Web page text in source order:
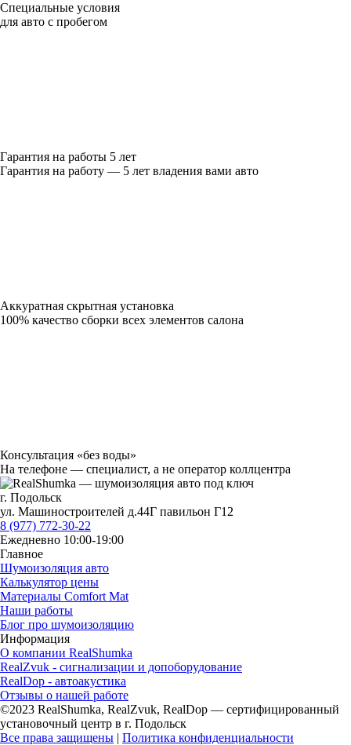
Специальные условия
для авто с пробегом
Гарантия на работы 5 лет
Гарантия на работу — 5 лет владения вами авто
Аккуратная скрытная установка
100% качество сборки всех элементов салона
Консультация «без воды»
На телефоне — специалист, а не оператор коллцентра
г. Подольск
ул. Машиностроителей д.44Г павильон Г12
8 (977) 772-30-22
Ежедневно 10:00-19:00
Главное
Шумоизоляция авто
Калькулятор цены
Материалы Comfort Mat
Наши работы
Блог про шумоизоляцию
Информация
О компании RealShumka
RealZvuk - сигнализации и допоборудование
RealDop - автоакустика
Отзывы о нашей работе
©2023 RealShumka, RealZvuk, RealDop — сертифицированный
установочный центр в г. Подольск
Все права защищены | Политика конфиденциальности